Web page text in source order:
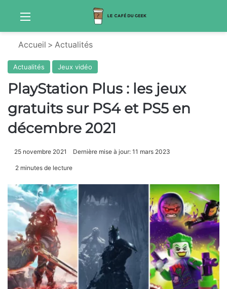
Menu
Accueil > Actualités
Actualités Jeux vidéo
PlayStation Plus : les jeux
gratuits sur PS4 et PS5 en
décembre 2021
25 novembre 2021 Dernière mise à jour: 11 mars 2023
2 minutes de lecture